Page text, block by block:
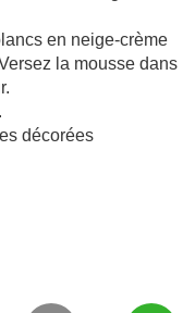
en neige-crème
la mousse dans
décorées